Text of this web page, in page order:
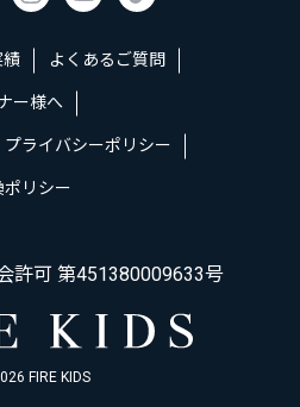
績 よくあるご質問
ー様へ
プライバシーポリシー
リシー
許可 第451380009633号
FIRE KIDS